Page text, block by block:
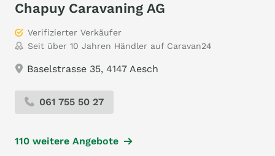
Chapuy Caravaning AG
Verifizierter Verkäufer
Seit über 10 Jahren Händler auf Caravan24
Baselstrasse 35, 4147 Aesch
061 755 50 27
110 weitere Angebote